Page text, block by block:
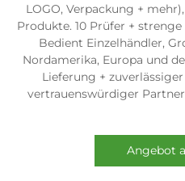
LOGO, Verpackung +
Produkte. 10 Prüfer +
Bedient Einzelhändler,
Nordamerika, Europa und
Lieferung +
vertrauenswürdiger
Angebot